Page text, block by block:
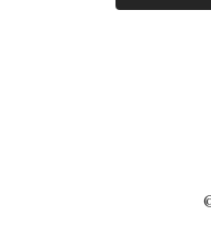
JIL SANDER